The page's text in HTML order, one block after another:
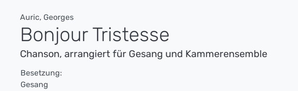
Auric, Georges
Bonjour Tristesse
Chanson, arrangiert für Gesang und Kammerensemble
Besetzung:
Gesang